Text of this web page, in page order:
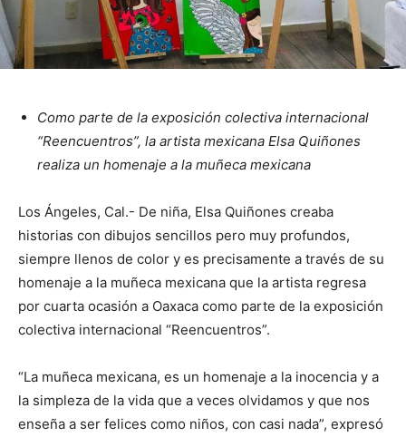
Como parte de la exposición colectiva internacional
“Reencuentros”, la artista mexicana Elsa Quiñones
realiza un homenaje a la muñeca mexicana
Los Ángeles, Cal.- De niña, Elsa Quiñones creaba
historias con dibujos sencillos pero muy profundos,
siempre llenos de color y es precisamente a través de su
homenaje a la muñeca mexicana que la artista regresa
por cuarta ocasión a Oaxaca como parte de la exposición
colectiva internacional “Reencuentros”.
“La muñeca mexicana, es un homenaje a la inocencia y a
la simpleza de la vida que a veces olvidamos y que nos
enseña a ser felices como niños, con casi nada”, expresó